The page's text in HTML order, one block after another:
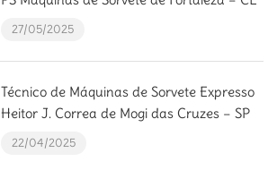
27/05/2025
Técnico de Máquinas de Sorvete Expresso
Heitor J. Correa de Mogi das Cruzes – SP
22/04/2025